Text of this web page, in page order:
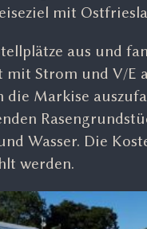
mit
aus und
mit Strom und V/
Markise
Wasser. Die
werden.